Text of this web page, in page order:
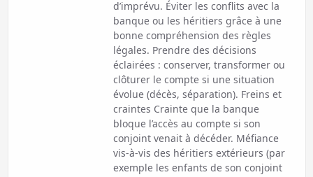
d’imprévu. Éviter les conflits avec la
banque ou les héritiers grâce à une
bonne compréhension des règles
légales. Prendre des décisions
éclairées : conserver, transformer ou
clôturer le compte si une situation
évolue (décès, séparation). Freins et
craintes Crainte que la banque
bloque l’accès au compte si son
conjoint venait à décéder. Méfiance
vis-à-vis des héritiers extérieurs (par
exemple les enfants de son conjoint